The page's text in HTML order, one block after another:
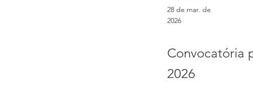
28 de mar. de
2026
Convocatória
2026